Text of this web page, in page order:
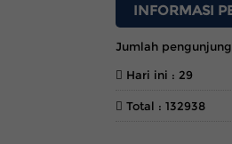
INFORMASI
Jumlah
Hari ini : 29
Total : 132938